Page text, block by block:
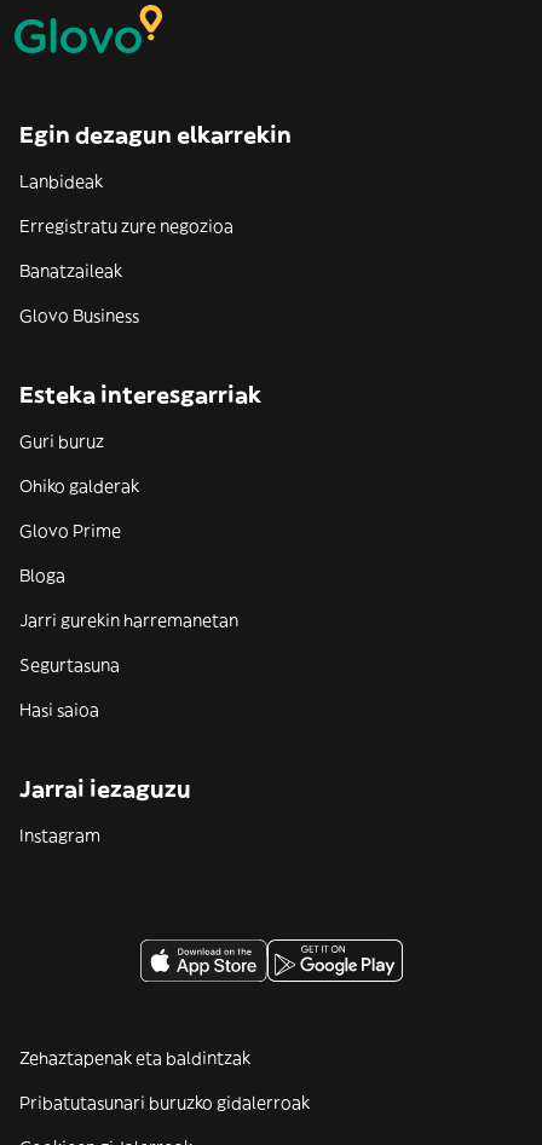
Egin dezagun elkarrekin
Lanbideak
Erregistratu zure negozioa
Banatzaileak
Glovo Business
Esteka interesgarriak
Guri buruz
Ohiko galderak
Glovo Prime
Bloga
Jarri gurekin harremanetan
Segurtasuna
Hasi saioa
Jarrai iezaguzu
Instagram
Zehaztapenak eta baldintzak
Pribatutasunari buruzko gidalerroak